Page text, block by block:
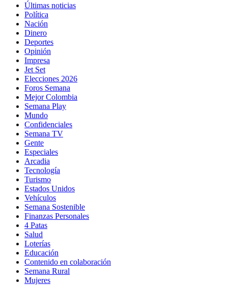
Últimas noticias
Política
Nación
Dinero
Deportes
Opinión
Impresa
Jet Set
Elecciones 2026
Foros Semana
Mejor Colombia
Semana Play
Mundo
Confidenciales
Semana TV
Gente
Especiales
Arcadia
Tecnología
Turismo
Estados Unidos
Vehículos
Semana Sostenible
Finanzas Personales
4 Patas
Salud
Loterías
Educación
Contenido en colaboración
Semana Rural
Mujeres